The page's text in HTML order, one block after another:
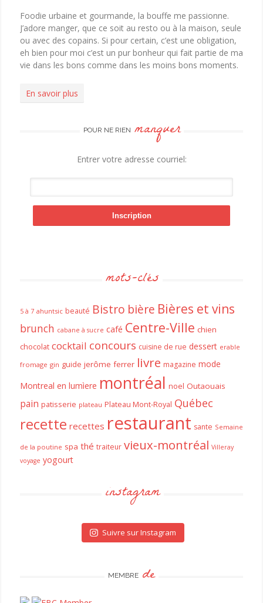
Foodie urbaine et gourmande, la bouffe me passionne.
J’adore manger, que ce soit au resto ou à la maison, seule
ou avec des copains. Si pour certain, c’est une obligation,
eh bien pour moi c’est un pur bonheur qui fait partie de ma
vie dans les bons comme dans les moins bons moments.
En savoir plus
POUR NE RIEN manquer
Entrer votre adresse courriel:
mots-clés
5 à 7 ahuntsic beauté Bistro bière Bières et vins
brunch cabane à sucre café Centre-Ville chien
chocolat cocktail concours cuisine de rue dessert erable
fromage gin guide jerôme ferrer livre magazine mode
Montreal en lumìere montréal noel Outaouais
pain patisserie plateau Plateau Mont-Royal Québec
recette recettes restaurant sante Semaine
de la poutine spa thé traiteur vieux-montréal Villeray
voyage yogourt
instagram
Suivre sur Instagram
MEMBRE de